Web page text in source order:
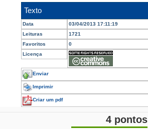
Texto
Data
03/04/2013 17:11:19
Leituras
1721
Favoritos
0
Licença
Enviar
Imprimir
Criar um pdf
4 pontos